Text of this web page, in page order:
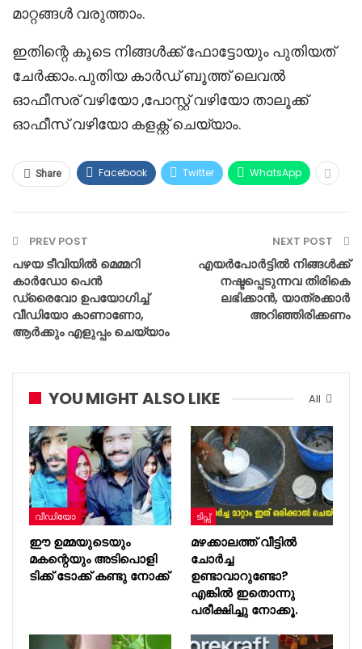
മാറ്റങ്ങൾ വരുത്താം.
ഇതിന്റെ കൂടെ നിങ്ങൾക്ക് ഫോട്ടോയും പുതിയത്
ചേർക്കാം.പുതിയ കാർഡ് ബൂത്ത് ലെവൽ
ഓഫീസര് വഴിയോ ,പോസ്റ്റ് വഴിയോ താലൂക്ക്
ഓഫീസ് വഴിയോ കളക്റ്റ് ചെയ്യാം.
Share Facebook Twitter WhatsApp
PREV POST
പഴയ ടീവിയില്‍ മെമ്മറി
കാര്‍ഡോ പെന്‍
ഡ്രൈവോ ഉപയോഗിച്ച്
വീഡിയോ കാണാണോ,
ആര്‍ക്കും എളുപ്പം ചെയ്യാം
NEXT POST
എയര്‍പോര്‍ട്ടില്‍ നിങ്ങള്‍ക്ക്
നഷ്ടപ്പെടുന്നവ തിരികെ
ലഭിക്കാന്‍, യാത്രക്കാര്‍
അറിഞ്ഞിരിക്കണം
All
YOU MIGHT ALSO LIKE
വീഡിയോ
ഈ ഉമ്മയുടെയും
മകന്റെയും അടിപൊളി
ടിക്ക് ടോക്ക് കണ്ടു നോക്ക്
ടിപ്സ്
മഴക്കാലത്ത് വീട്ടിൽ
ചോർച്ച
ഉണ്ടാവാറുണ്ടോ?
എങ്കിൽ ഇതൊന്നു
പരീക്ഷിച്ചു നോക്കൂ.